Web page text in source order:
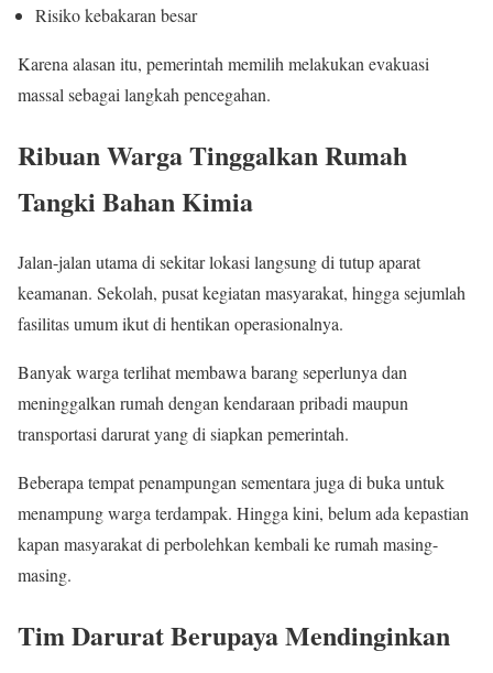
Risiko kebakaran besar
Karena alasan itu, pemerintah memilih melakukan evakuasi
massal sebagai langkah pencegahan.
Ribuan Warga Tinggalkan Rumah
Tangki Bahan Kimia
Jalan-jalan utama di sekitar lokasi langsung di tutup aparat
keamanan. Sekolah, pusat kegiatan masyarakat, hingga sejumlah
fasilitas umum ikut di hentikan operasionalnya.
Banyak warga terlihat membawa barang seperlunya dan
meninggalkan rumah dengan kendaraan pribadi maupun
transportasi darurat yang di siapkan pemerintah.
Beberapa tempat penampungan sementara juga di buka untuk
menampung warga terdampak. Hingga kini, belum ada kepastian
kapan masyarakat di perbolehkan kembali ke rumah masing-
masing.
Tim Darurat Berupaya Mendinginkan